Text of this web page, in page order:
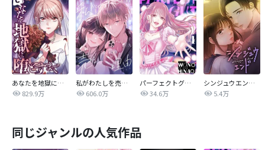
あなたを地獄に堕とすまで
829.9万
私がわたしを売る理由
606.0万
パーフェクトグリッター
34.6万
シンジュウエンド【タテヨミ】
5.4万
同じジャンルの人気作品